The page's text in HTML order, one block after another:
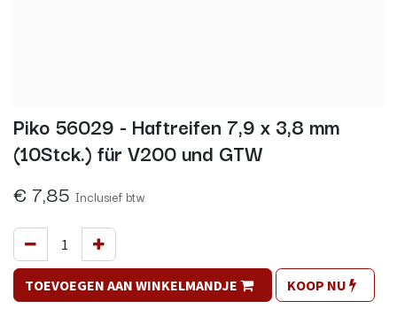
Piko 56029 - Haftreifen 7,9 x 3,8 mm
(10Stck.) für V200 und GTW
€ 7,85 Inclusief btw
TOEVOEGEN AAN WINKELMANDJE KOOP NU